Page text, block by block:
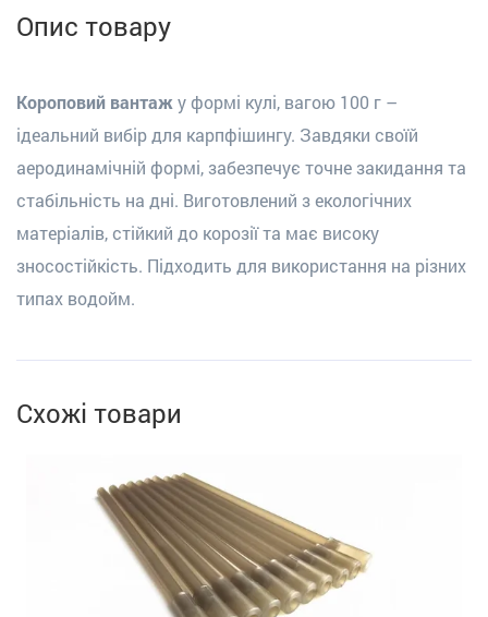
Опис товару
Короповий вантаж у формі кулі, вагою 100 г –
ідеальний вибір для карпфішингу. Завдяки своїй
аеродинамічній формі, забезпечує точне закидання та
стабільність на дні. Виготовлений з екологічних
матеріалів, стійкий до корозії та має високу
зносостійкість. Підходить для використання на різних
типах водойм.
Схожі товари